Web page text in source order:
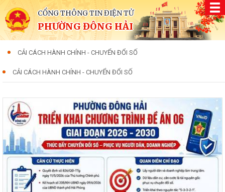
CỔNG THÔNG TIN ĐIỆN TỬ
PHƯỜNG ĐÔNG HẢI
CẢI CÁCH HÀNH CHÍNH - CHUYỂN ĐỔI SỐ
CẢI CÁCH HÀNH CHÍNH - CHUYỂN ĐỔI SỐ